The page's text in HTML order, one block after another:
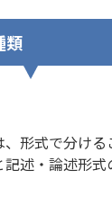
類
形式で分ける
述・論述形